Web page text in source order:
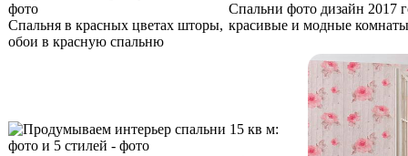
Спальня в красных цветах шторы,
обои в красную спальню
Спальни фото дизайн 2017
красивые и модные